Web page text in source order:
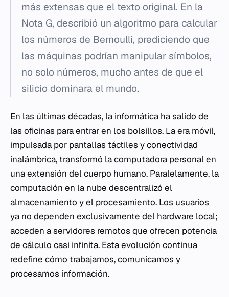
más extensas que el texto original. En la
Nota G, describió un algoritmo para calcular
los números de Bernoulli, prediciendo que
las máquinas podrían manipular símbolos,
no solo números, mucho antes de que el
silicio dominara el mundo.
En las últimas décadas, la informática ha salido de
las oficinas para entrar en los bolsillos. La era móvil,
impulsada por pantallas táctiles y conectividad
inalámbrica, transformó la computadora personal en
una extensión del cuerpo humano. Paralelamente, la
computación en la nube descentralizó el
almacenamiento y el procesamiento. Los usuarios
ya no dependen exclusivamente del hardware local;
acceden a servidores remotos que ofrecen potencia
de cálculo casi infinita. Esta evolución continua
redefine cómo trabajamos, comunicamos y
procesamos información.